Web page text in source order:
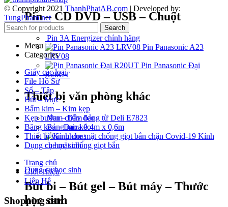
Pin – CD DVD – USB – Chuột
Pin 3A Energizer chính hãng
Pin Panasonic A23
LRV08
Pin Panasonic Đại
R20UT
Thiết bị văn phòng khác
Nam châm bảng từ Deli E7823
Bảng mica 0,4m x 0,6m
Kính
che mặt chống giọt bắn
Dụng cụ học sinh
Bút bi – Bút gel – Bút máy – Thước
học sinh
© Copyright 2021 ThanhPhatAB.com | Developed by:
TungPham.net
Search
Menu
Categories
Giấy các loại
File Hồ Sơ
Sổ – Tập
Bút – Mực
Bấm kim – Kim kẹp
Kẹp bướm – Dây đeo
Băng keo – Dao kéo
Thiết bị văn phòng
Dụng cụ học sinh
Trang chủ
Giới Thiệu
Liên Hệ
Shopping cart